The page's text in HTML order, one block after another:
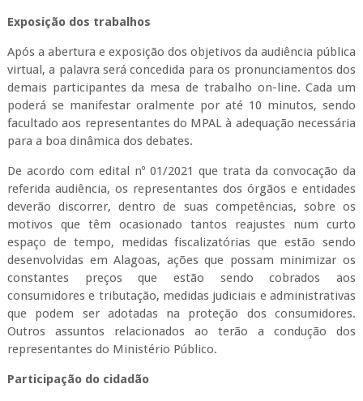
Exposição dos trabalhos
Após a abertura e exposição dos objetivos da audiência pública
virtual, a palavra será concedida para os pronunciamentos dos
demais participantes da mesa de trabalho on-line. Cada um
poderá se manifestar oralmente por até 10 minutos, sendo
facultado aos representantes do MPAL à adequação necessária
para a boa dinâmica dos debates.
De acordo com edital nº 01/2021 que trata da convocação da
referida audiência, os representantes dos órgãos e entidades
deverão discorrer, dentro de suas competências, sobre os
motivos que têm ocasionado tantos reajustes num curto
espaço de tempo, medidas fiscalizatórias que estão sendo
desenvolvidas em Alagoas, ações que possam minimizar os
constantes preços que estão sendo cobrados aos
consumidores e tributação, medidas judiciais e administrativas
que podem ser adotadas na proteção dos consumidores.
Outros assuntos relacionados ao terão a condução dos
representantes do Ministério Público.
Participação do cidadão